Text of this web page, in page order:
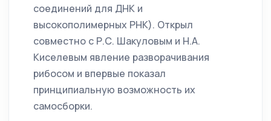
соединений для ДНК и
высокополимерных РНК). Открыл
совместно с Р.С. Шакуловым и Н.А.
Киселевым явление разворачивания
рибосом и впервые показал
принципиальную возможность их
самосборки.